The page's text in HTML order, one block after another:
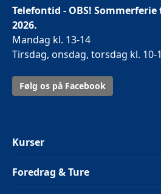
Telefontid - OBS!
2026.
Mandag kl. 13-14
Tirsdag, onsdag, torsdag kl. 10-
Følg os på Facebook
Kurser
Foredrag & Ture